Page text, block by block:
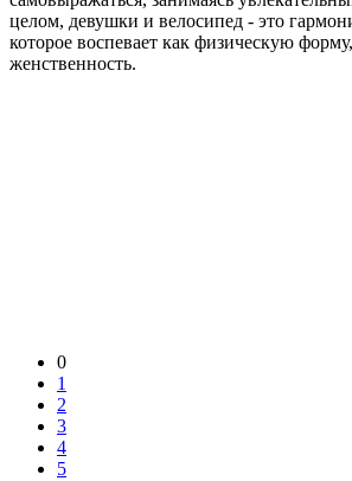
целом, девушки и велосипед - это
которое воспевает как физическую
женственность.
0
1
2
3
4
5